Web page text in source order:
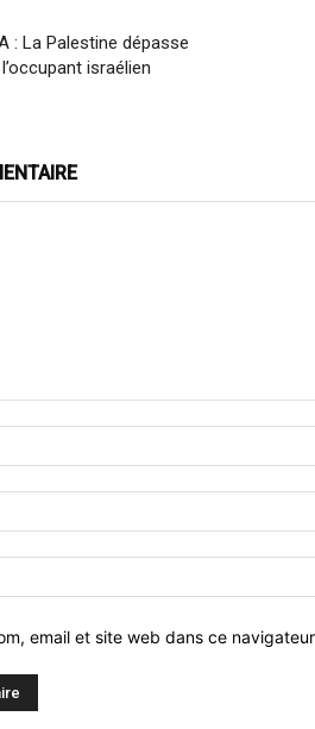
: La Palestine dépasse
israélien
email et site web dans ce